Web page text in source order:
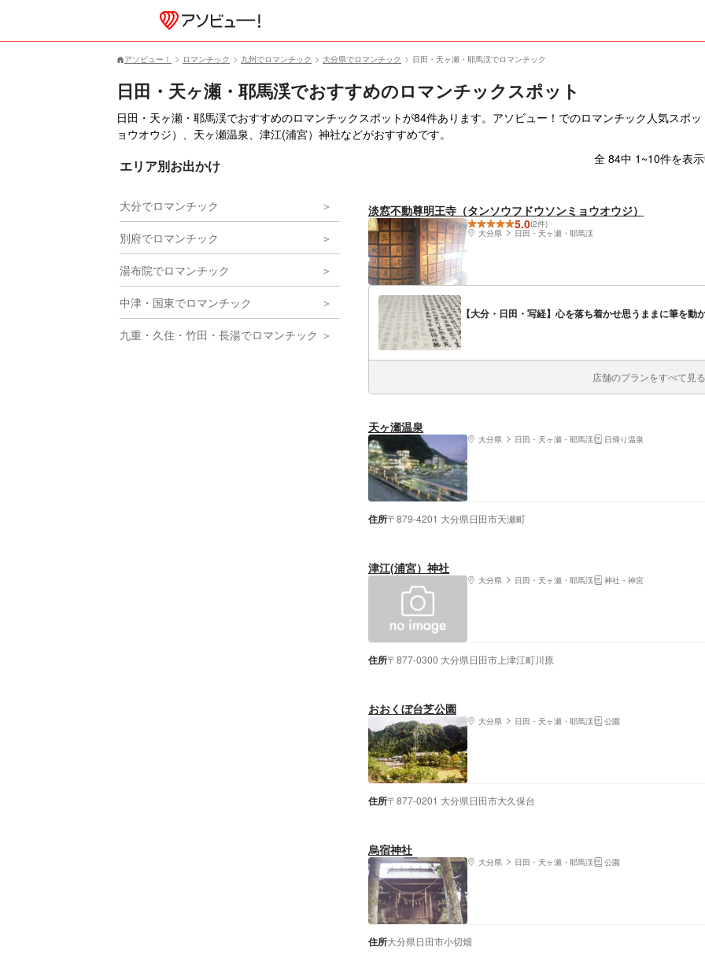
アソビュー！ ロマンチック 九州でロマンチック 大分県でロマンチック 日田・天ヶ瀬・耶馬渓でロマンチック
日田・天ヶ瀬・耶馬渓でおすすめのロマンチックスポット
日田・天ヶ瀬・耶馬渓でおすすめのロマンチックスポットが84件あります。アソビュー！でのロマンチック人気スポ
ョウオウジ）、天ヶ瀬温泉、津江(浦宮）神社などがおすすめです。
全 84中 1~10件を表
淡窓不動尊明王寺（タンソウフドウソンミョウオウジ）
5.0(2件)
大分県
日田・天ヶ瀬・耶馬渓
【大分・日田・写経】心を落ち着かせ思うままに筆を動
店舗のプランをすべて見
天ヶ瀬温泉
大分県 日田・天ヶ瀬・耶馬渓 日帰り温泉
住所〒879-4201 大分県日田市天瀬町
津江(浦宮）神社
大分県 日田・天ヶ瀬・耶馬渓 神社・神宮
住所〒877-0300 大分県日田市上津江町川原
おおくぼ台芝公園
大分県 日田・天ヶ瀬・耶馬渓 公園
住所〒877-0201 大分県日田市大久保台
烏宿神社
大分県 日田・天ヶ瀬・耶馬渓 公園
住所大分県日田市小切畑
エリア別お出かけ
大分でロマンチック
別府でロマンチック
湯布院でロマンチック
中津・国東でロマンチック
九重・久住・竹田・長湯でロマンチック